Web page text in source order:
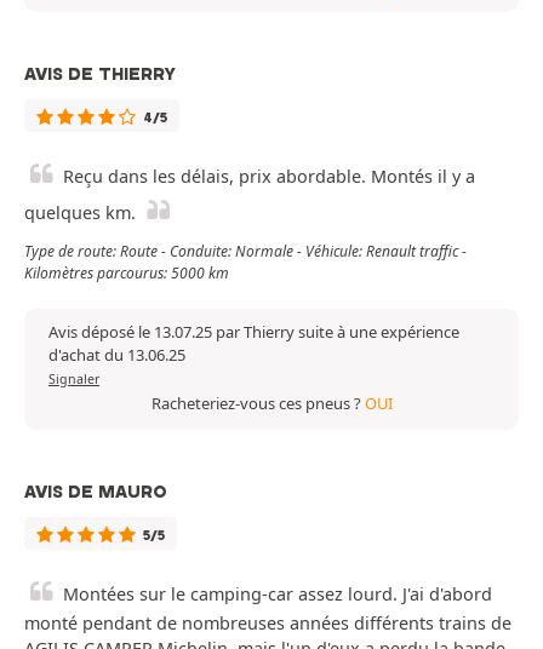
AVIS DE THIERRY
4/5
Reçu dans les délais, prix abordable. Montés il y a
quelques km.
Type de route: Route - Conduite: Normale - Véhicule: Renault traffic -
Kilomètres parcourus: 5000 km
Avis déposé le 13.07.25 par Thierry suite à une expérience
d'achat du 13.06.25
Signaler
Racheteriez-vous ces pneus ?OUI
AVIS DE MAURO
5/5
Montées sur le camping-car assez lourd. J'ai d'abord
monté pendant de nombreuses années différents trains de